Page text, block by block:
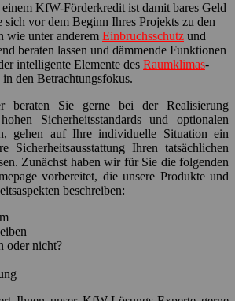
KfW-Förderkredit ist damit bares Geld
sich vor dem Beginn Ihres Projekts zu den
wie unter anderem Einbruchsschutz und
beraten lassen und dämmende Funktionen
intelligente Elemente des Raumklimas-
den Betrachtungsfokus.
beraten Sie gerne bei der Realisierung
Sicherheitsstandards und optionalen
gehen auf Ihre individuelle Situation ein
Sicherheitsausstattung Ihren tatsächlichen
Zunächst haben wir für Sie die folgenden
vorbereitet, die unsere Produkte und
beschreiben:
oder nicht?